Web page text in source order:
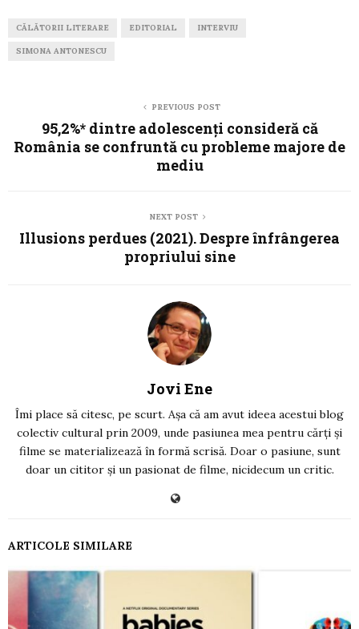
CĂLĂTORII LITERARE EDITORIAL INTERVIU
SIMONA ANTONESCU
PREVIOUS POST
95,2%* dintre adolescenți consideră că
România se confruntă cu probleme majore de
mediu
NEXT POST
Illusions perdues (2021). Despre înfrângerea
propriului sine
Jovi Ene
Îmi place să citesc, pe scurt. Așa că am avut ideea acestui blog
colectiv cultural prin 2009, unde pasiunea mea pentru cărți și
filme se materializează în formă scrisă. Doar o pasiune, sunt
doar un cititor și un pasionat de filme, nicidecum un critic.
ARTICOLE SIMILARE